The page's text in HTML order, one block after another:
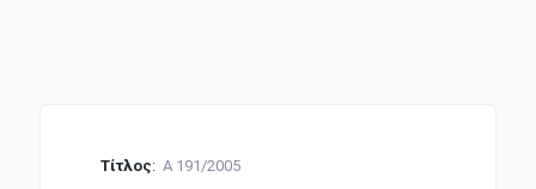
Τίτλος: Α 191/2005